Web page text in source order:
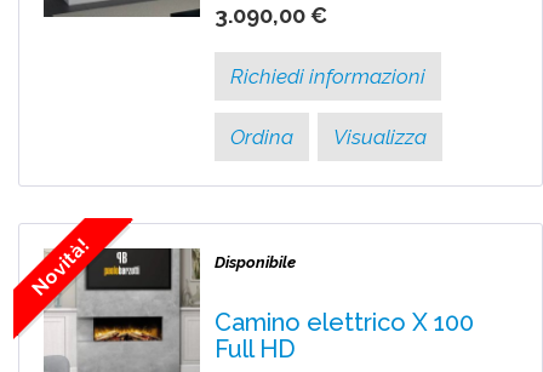
3.090,00 €
Richiedi informazioni
Ordina Visualizza
Novità! Disponibile
Camino elettrico X 100
Full HD